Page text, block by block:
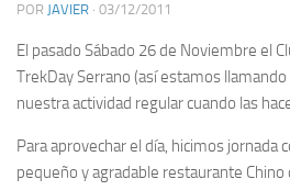
POR JAVIER · 03/12/2011
El pasado Sábado 26 de Noviembre el
TrekDay Serrano (así estamos llamando
nuestra actividad regular cuando las
Para aprovechar el día, hicimos jornada
pequeño y agradable restaurante Chino